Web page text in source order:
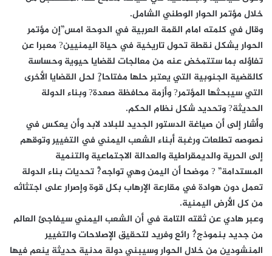
خلال مؤتمر الحوار الوطني الشامل.
وقال في كلمته امام القمة العربية في الدوحة امس”إن مؤتمر
الحوار يشكل نقطة تحول تاريخية في حياة اليمنيين? معبرا عن
تفاؤله بما ستتمخض عنه من معالجات لقضايا حيوية وحساسة
كالقضية الجنوبية التي يعتبر حلها مفتاحا?ٍ لحل القضايا الأخرى
التي سيبحثها المؤتمر? وأزمة محافظة صعدة? وبناء الدولة
الحديثة? وتحديد شكل نظام الحكم.
وأشار إلى أن صياغة الدستور الجديد للبلاد لابد وأن يعكس في
نصوصه تطلعات ورغبة أبناء الشعب اليمني في التغيير وتوقهم
إلى الحرية والديمقراطية والعدالة الاجتماعية والتنمية
المستدامة” ? موضحا أن اليمن وهي تواجه?ْ تحديات بناء الدولة
تعمل دون هوادة في مقارعة الإرهاب بكل قوة وإصرار على اجتثاثه
من كل الأرض اليمنية.
وعبر هادي عن ثقته التامة في أن الشعب اليمني سيفاجئ العالم
من جديد بنموذج?ُ رائع وفريد لتحقيق الإصلاحات والتغيير
المنشودين من خلال الحوار وسيبني دولة مدنية حديثة ينعم فيها